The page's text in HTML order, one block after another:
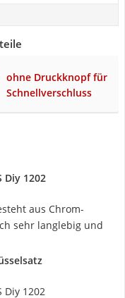
ohne Druckknopf für
Schnellverschluss
Diy 1202
aus Chrom-
sehr langlebig und
Diy 1202